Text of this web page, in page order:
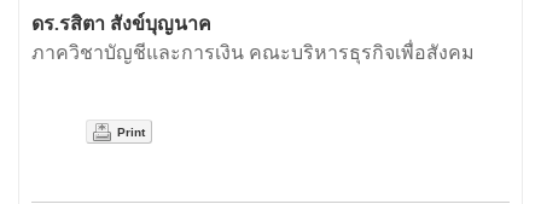
ดร.รสิตา สังข์บุญนาค
ภาควิชาบัญชีและการเงิน คณะบริหารธุรกิจเพื่อสังคม
Print